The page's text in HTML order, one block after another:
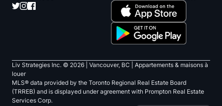
Liv Strategies Inc. © 2026 | Vancouver, BC |
Appartements & maisons à
louer
MLS® data provided by the Toronto Regional Real Estate Board
(TRREB) and is displayed under agreement with Prompton Real Estate
Services Corp.